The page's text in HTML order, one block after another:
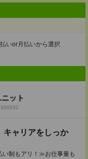
いor月払いから選択
ット
キャリアをしっか
制もアリ！≫お仕事量も